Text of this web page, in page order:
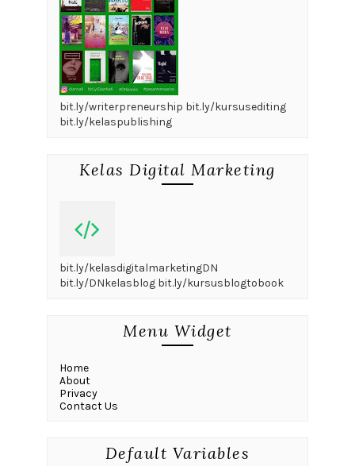
bit.ly/writerpreneurship bit.ly/kursusediting
bit.ly/kelaspublishing
Kelas Digital Marketing
bit.ly/kelasdigitalmarketingDN
bit.ly/DNkelasblog bit.ly/kursusblogtobook
Menu Widget
Home
About
Privacy
Contact Us
Default Variables